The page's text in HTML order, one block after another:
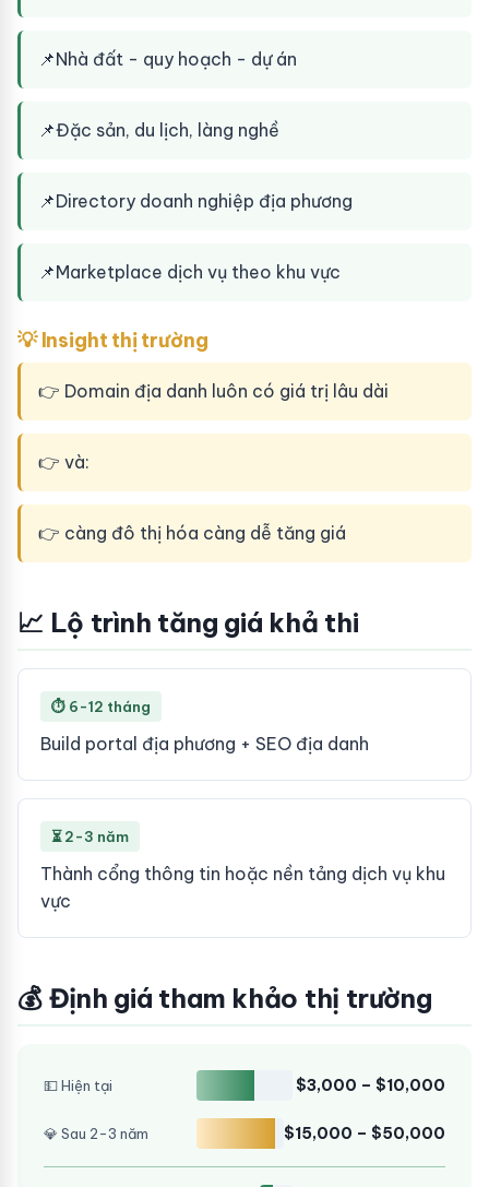
📌Nhà đất - quy hoạch - dự án
📌Đặc sản, du lịch, làng nghề
📌Directory doanh nghiệp địa phương
📌Marketplace dịch vụ theo khu vực
💡 Insight thị trường
👉 Domain địa danh luôn có giá trị lâu dài
👉 và:
👉 càng đô thị hóa càng dễ tăng giá
📈 Lộ trình tăng giá khả thi
⏱ 6-12 tháng
Build portal địa phương + SEO địa danh
⏳ 2-3 năm
Thành cổng thông tin hoặc nền tảng dịch vụ khu
vực
💰 Định giá tham khảo thị trường
💵 Hiện tại $3,000 – $10,000
💎 Sau 2-3 năm $15,000 – $50,000